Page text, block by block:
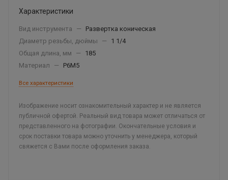
Характеристики
Вид инструмента —
Развертка коническая
Диаметр резьбы, дюймы
—
1 1/4
Общая длина, мм
—
185
Материал
— Р6М5
Все характеристики
Изображение носит ознакомительный характер и не является
публичной офертой. Реальный вид товара может отличаться от
представленного на фотографии. Окончательные условия и
срок поставки товара можно уточнить у менеджера, который
свяжется с Вами после оформления заказа.